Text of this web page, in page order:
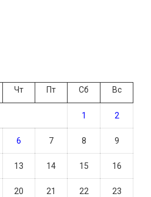
Чт Пт Сб Вс
1 2
6 7 8 9
13 14 15 16
20 21 22 23